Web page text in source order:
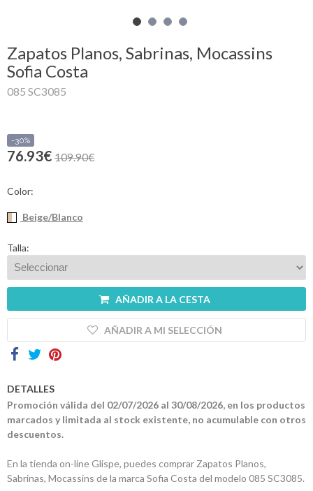
Zapatos Planos, Sabrinas, Mocassins
Sofia Costa
085 SC3085
-30%
76.93€ 109.90€
Color:
Beige/Blanco
Talla:
AÑADIR A LA CESTA
AÑADIR A MI SELECCIÓN
DETALLES
Promoción válida del 02/07/2026 al 30/08/2026, en los productos
marcados y limitada al stock existente, no acumulable con otros
descuentos.
En la tienda on-line Glispe, puedes comprar Zapatos Planos,
Sabrinas, Mocassins de la marca Sofia Costa del modelo 085 SC3085.